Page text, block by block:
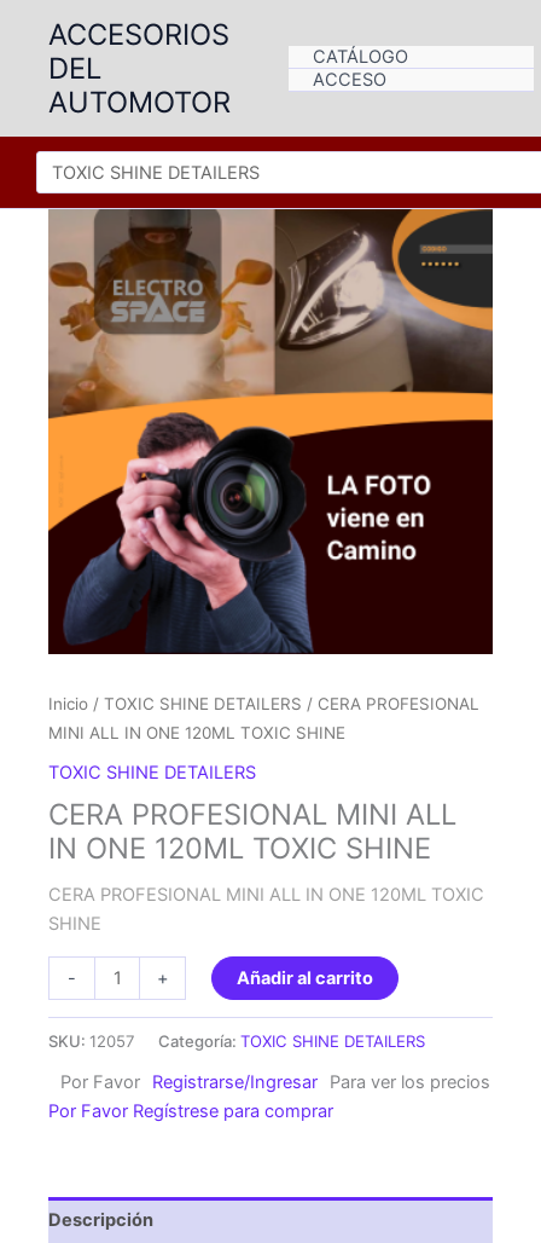
contenido
ACCESORIOS
DEL
AUTOMOTOR
CATÁLOGO
ACCESO
Inicio / TOXIC SHINE DETAILERS / CERA PROFESIONAL
MINI ALL IN ONE 120ML TOXIC SHINE
TOXIC SHINE DETAILERS
CERA PROFESIONAL MINI ALL
IN ONE 120ML TOXIC SHINE
CERA PROFESIONAL MINI ALL IN ONE 120ML TOXIC
SHINE
-
PROFESIONAL
IN
ONE
SHINE
cantidad
+ Añadir al carrito
SKU: 12057 Categoría: TOXIC SHINE DETAILERS
Por Favor Registrarse/Ingresar
Para ver los precios
Por Favor Regístrese para comprar
Descripción